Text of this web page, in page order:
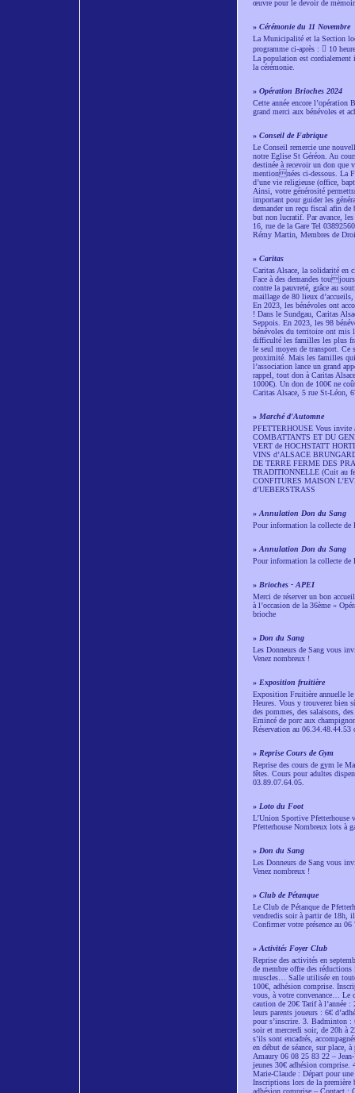
œuvre pour le devoir de
» Cérémonie du 11 Novembre
La Municipalité et la Section
programme ci-après :  10
La population est cordialement
la cérémonie.
» Opération Brioches 2024
Cette année encore
grand merci aux bénévoles et
» Conseil de Fabrique
Le Conseil remercie une
notre Eglise St Géréon. Au
destinée à recevoir un don que
mentionnées ci-dessous. La
d’une vie religieuse (office,
Ainsi, votre générosité
important pour guider les
demander un reçu fiscal afin
but non lucratif. Par avance,
16, rue de la Gare Tel
Rémy Martin, Membres de
» Caritas
Caritas Alsace, la solidarité en
Face à des demandes
contre la pauvreté, grâce au
maillage de 80 lieux
En 2023, les bénévoles ont
! Dans le Sundgau, Caritas
Seppois. En 2023, les 98
bénévoles du territoire ont mis
difficulté les familles les plus
le seul moyen de transport. Ce
proximité. Mais les familles qui
l’association lance un grand
rappel, tout don à Caritas
1000€). Un don de 100€ ne
Caritas Alsace, 5 rue St-Léon,
» Marché d'Automne
PFETTERHOUSE Vous
COMBATTANTS ET DU
VERT de HOCHSTATT
VINS d’ALSACE
DE TERRE FERME DES
TRADITIONNELLE (Cuit au
CONFITURES MAISON
d’UEBERSTRASS
» Annulation Don du Sang
Pour information la collecte de
» Annulation Don du Sang
Pour information la collecte de
» Brioches - APEI
Merci de réserver un bon
à l’occasion de la 36ème «
brioche
» Don du Sang
Les Donneurs de Sang vous
Venez nombreux !
» Exposition fruitière
Exposition Fruitière annuelle le
Heures. Vous y trouverez bien
des pommes, des salaisons,
Emincé de porc aux
Réservation au 06.34.48.44.53
» Reprise Cours de Gym
Reprise des cours de gym le
fêtes. Cours pour adultes
03.89.07.64.05.
» Loto du Foot
L’Union Sportive Pfetterhouse
Pfetterhouse Nombreux lots à
» Don du Sang
Les Donneurs de Sang vous
Venez nombreux !
» Club de Pétanque
Le Club de Pétanque de
vendredis soir à partir de 18h,
Confirmer votre présence au
» Activités Foyer Club
Reprise des activités en
de membre offre des
muscles… Salle utilisée en
100€, adhésion comprise.
vous, à votre convenance… Le
caution de 20€ Tarif à l’année :
leurs parents joueurs : 6€
pour s’inscrire. 3. Badminton :
soir et mercredi soir, de 20h à
s’ils sont encadrés,
en début de séance, sur place,
Amaury 06 08 25 83 22 –
jeunes 30€ adhésion
Marie-Claude : Départ pour
Inscriptions lors de la première
adhésion comprise – Contact :